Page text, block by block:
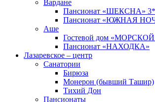
Вардане
Пансионат «ШЕКСНА» 3*
Пансионат «ЮЖНАЯ
Аше
Гостевой дом
Пансионат «НАХОДКА»
Лазаревское – центр
Санатории
Бирюза
Монерон (бывший Ташир)
Тихий Дон
Пансионаты